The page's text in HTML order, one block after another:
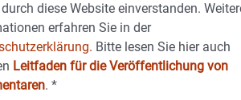
diese Website einverstanden.
erfahren Sie in der
Bitte lesen Sie hier auch
Leitfaden für die Veröffentlichung von
.*